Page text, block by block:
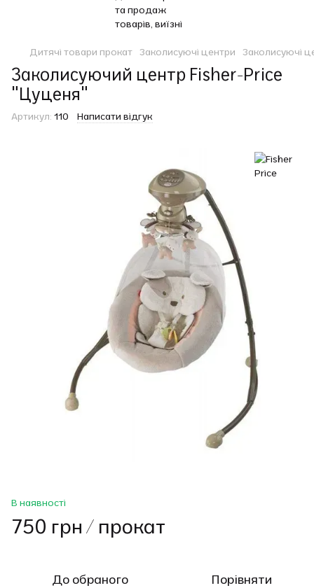
Дитячі товари прокат Заколисуючі центри Заколисуючі
Заколисуючий центр Fisher-Price
"Цуценя"
Артикул: 110 Написати відгук
В наявності
750 грн / прокат
До обраного Порівняти